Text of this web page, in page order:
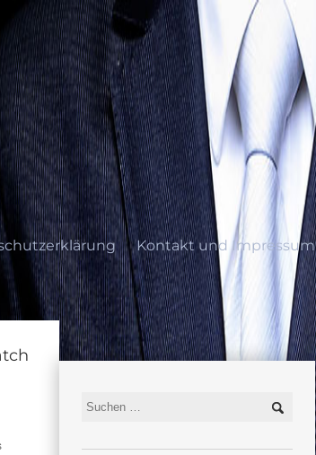
Kontakt und Impressum